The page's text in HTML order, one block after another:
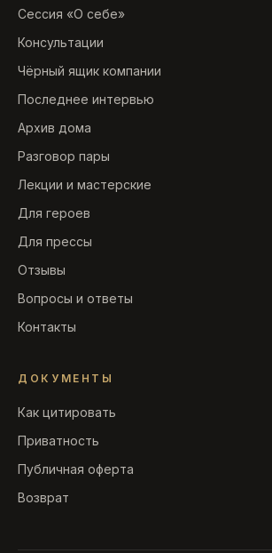
Сессия «О себе»
Консультации
Чёрный ящик компании
Последнее интервью
Архив дома
Разговор пары
Лекции и мастерские
Для героев
Для прессы
Отзывы
Вопросы и ответы
Контакты
ДОКУМЕНТЫ
Как цитировать
Приватность
Публичная оферта
Возврат